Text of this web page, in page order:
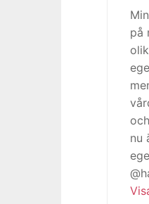
på
nu